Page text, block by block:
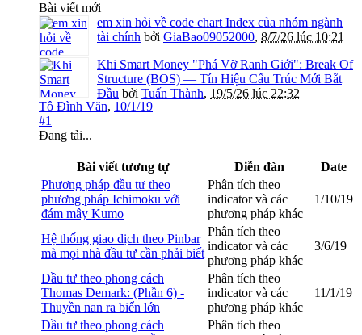
Bài viết mới
em xin hỏi về code chart Index của nhóm ngành
tài chính bởi GiaBao09052000, 8/7/26 lúc 10:21
Khi Smart Money "Phá Vỡ Ranh Giới": Break Of
Structure (BOS) — Tín Hiệu Cấu Trúc Mới Bắt
Đầu bởi Tuấn Thành, 19/5/26 lúc 22:32
Tô Đình Văn, 10/1/19
#1
Đang tải...
Bài viết tương tự Diễn đàn
Date
Phương pháp đầu tư theo
phương pháp Ichimoku với
đám mây Kumo
Phân tích theo
indicator và các
phương pháp khác
1/10/19
Hệ thống giao dịch theo Pinbar
mà mọi nhà đầu tư cần phải biết
Phân tích theo
indicator và các
phương pháp khác
3/6/19
Đầu tư theo phong cách
Thomas Demark: (Phần 6) -
Thuyền nan ra biển lớn
Phân tích theo
indicator và các
phương pháp khác
11/1/19
Đầu tư theo phong cách
Phân tích theo